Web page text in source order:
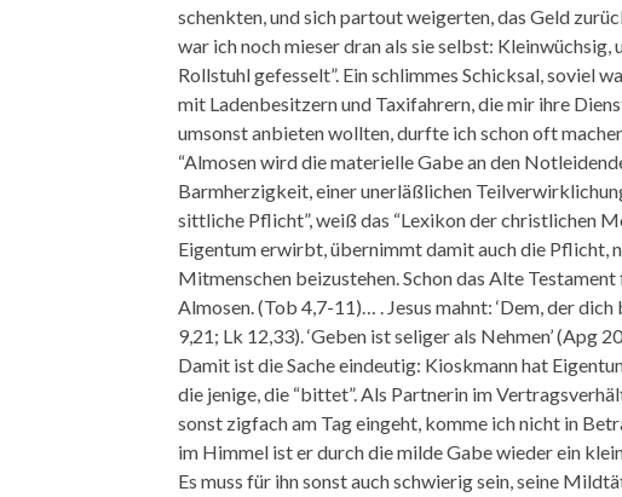
schenkten, und sich partout weigerten, das Geld
war ich noch mieser dran als sie selbst: Kleinwüchsig,
Rollstuhl gefesselt”. Ein schlimmes Schicksal, soviel
mit Ladenbesitzern und Taxifahrern, die mir ihre
umsonst anbieten wollten, durfte ich schon oft
“Almosen wird die materielle Gabe an den
Barmherzigkeit, einer unerläßlichen
sittliche Pflicht”, weiß das “Lexikon der christlichen
Eigentum erwirbt, übernimmt damit auch die Pflicht,
Mitmenschen beizustehen. Schon das Alte
Almosen. (Tob 4,7-11)… . Jesus mahnt: ‘Dem, der
9,21; Lk 12,33). ‘Geben ist seliger als Nehmen’ (Apg
Damit ist die Sache eindeutig: Kioskmann hat
die jenige, die “bittet”. Als Partnerin im
sonst zigfach am Tag eingeht, komme ich nicht in
im Himmel ist er durch die milde Gabe wieder ein
Es muss für ihn sonst auch schwierig sein, seine